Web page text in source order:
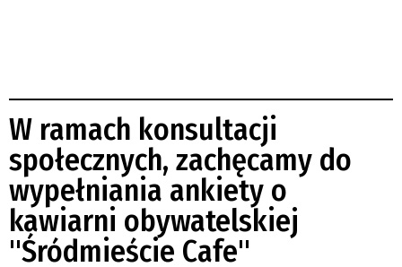
W ramach konsultacji
społecznych, zachęcamy do
wypełniania ankiety o
kawiarni obywatelskiej
"Śródmieście Cafe"